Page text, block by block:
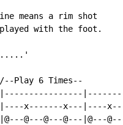
means a rim shot
with the foot.
Play 6 Times--
|----------------
x-------x---|----
@---@---@---|@---